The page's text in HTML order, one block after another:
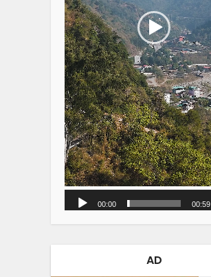
00:00 00:59
AD